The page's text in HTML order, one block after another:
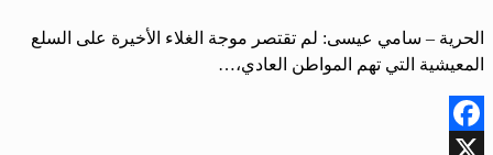
الحرية – سامي عيسى: لم تقتصر موجة الغلاء الأخيرة على السلع
المعيشية التي تهم المواطن العادي،…
Facebook